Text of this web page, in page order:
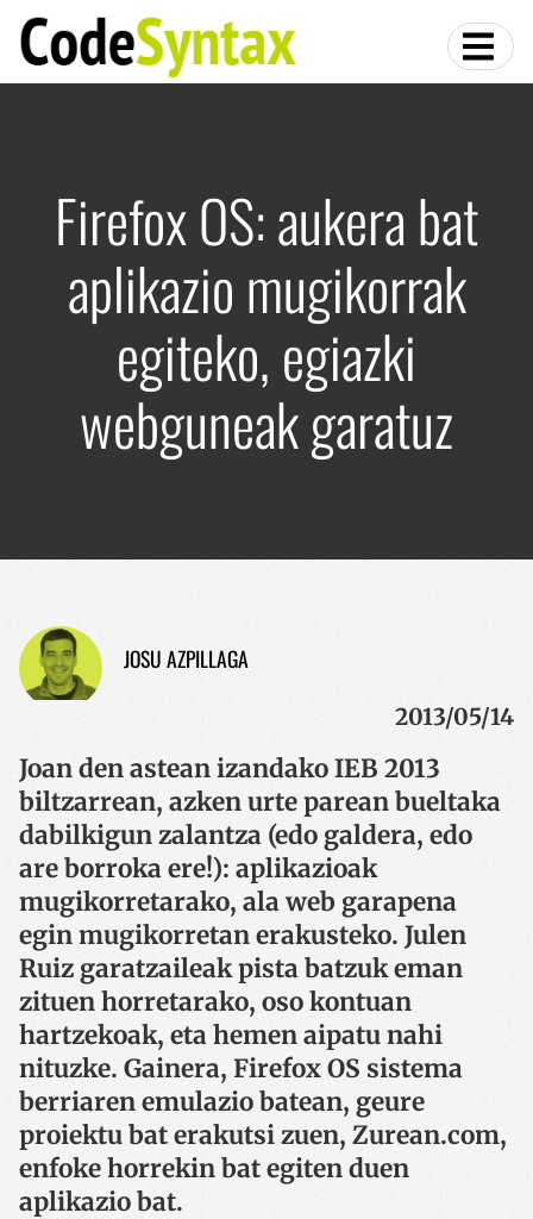
Firefox OS: aukera bat
aplikazio mugikorrak
egiteko, egiazki
webguneak garatuz
JOSU AZPILLAGA
2013/05/14
Joan den astean izandako IEB 2013
biltzarrean, azken urte parean bueltaka
dabilkigun zalantza (edo galdera, edo
are borroka ere!): aplikazioak
mugikorretarako, ala web garapena
egin mugikorretan erakusteko. Julen
Ruiz garatzaileak pista batzuk eman
zituen horretarako, oso kontuan
hartzekoak, eta hemen aipatu nahi
nituzke. Gainera, Firefox OS sistema
berriaren emulazio batean, geure
proiektu bat erakutsi zuen, Zurean.com,
enfoke horrekin bat egiten duen
aplikazio bat.